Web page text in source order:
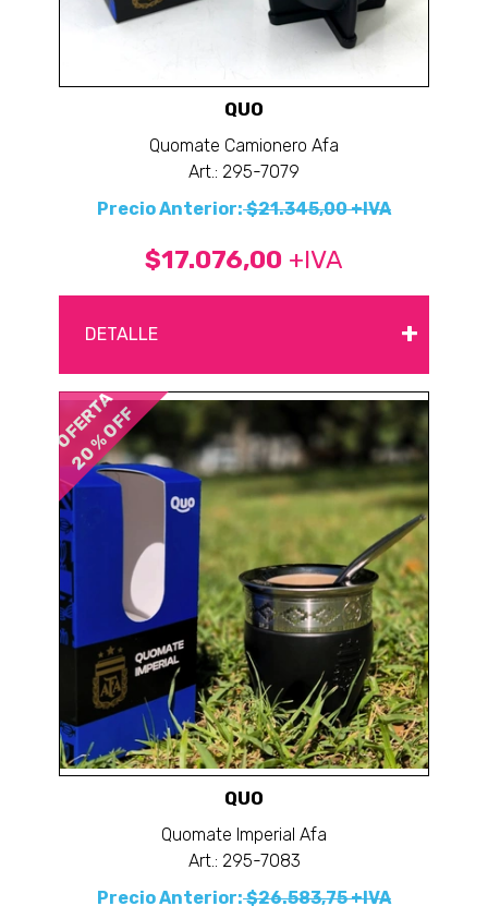
QUO
Quomate Camionero Afa
Art.: 295-7079
Precio Anterior:$21.345,00 +IVA
$17.076,00 +IVA
DETALLE +
OFERTA
20 % OFF
QUO
Quomate Imperial Afa
Art.: 295-7083
Precio Anterior:$26.583,75 +IVA